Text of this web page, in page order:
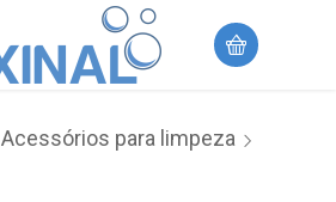
Acessórios para limpeza